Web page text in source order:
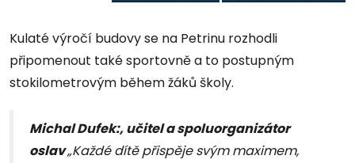
Kulaté výročí budovy se na Petrinu rozhodli
připomenout také sportovně a to postupným
stokilometrovým během žáků školy.
Michal Dufek:, učitel a spoluorganizátor
oslav„Každé dítě přispěje svým maximem,